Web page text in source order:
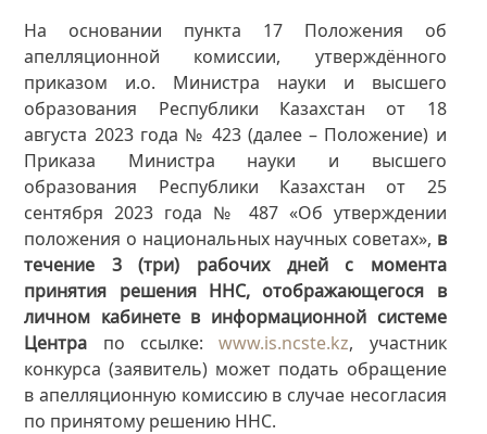
На основании пункта 17 Положения об
апелляционной комиссии, утверждённого
приказом и.о. Министра науки и высшего
образования Республики Казахстан от 18
августа 2023 года № 423 (далее – Положение) и
Приказа Министра науки и высшего
образования Республики Казахстан от 25
сентября 2023 года № 487 «Об утверждении
положения о национальных научных советах», в
течение 3 (три) рабочих дней
с момента
принятия решения ННС, отображающегося в
личном кабинете в информационной системе
Центра по ссылке:www.is.ncste.kz, участник
конкурса (заявитель) может подать обращение
в апелляционную комиссию в случае несогласия
по принятому решению ННС.